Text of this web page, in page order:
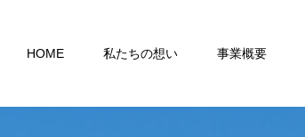
HOME 私たちの想い 事業概要